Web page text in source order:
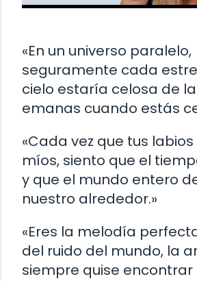
«En un universo paralelo,
seguramente cada
cielo estaría celosa de
emanas cuando estás
«Cada vez que tus
míos, siento que el
y que el mundo entero
nuestro alrededor.»
«Eres la melodía
del ruido del mundo, la
siempre quise encontrar